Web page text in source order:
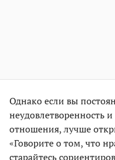
Однако если вы
неудовлетворенность
отношения, лучше
«Говорите о том, что
старайтесь